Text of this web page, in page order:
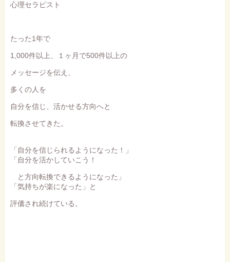
心理セラピスト
たった1年で
1,000件以上、１ヶ月で500件以上の
メッセージを伝え、
多くの人を
自分を信じ、活かせる方向へと
転換させてきた。
「自分を信じられるようになった！」
「自分を活かしていこう！
と方向転換できるようになった」
「気持ちが楽になった」と
評価され続けている。